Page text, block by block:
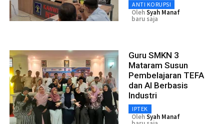
ANTI KORUPSI
OlehSyah Manaf
baru saja
Guru SMKN 3
Mataram Susun
Pembelajaran TEFA
dan AI Berbasis
Industri
IPTEK
OlehSyah Manaf